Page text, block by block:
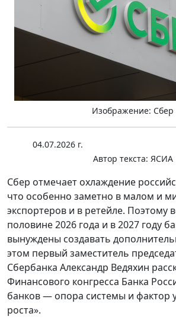
Изображение: Сбер
04.07.2026 г.
Автор текста: ЯСИА
Сбер отмечает охлаждение
что особенно заметно в малом и
экспортеров и в ретейле. Поэтому
половине 2026 года и в 2027 году
вынуждены создавать
этом первый заместитель
Сбербанка Александр Ведяхин
Финансового конгресса Банка
банков — опора системы и фактор
роста».